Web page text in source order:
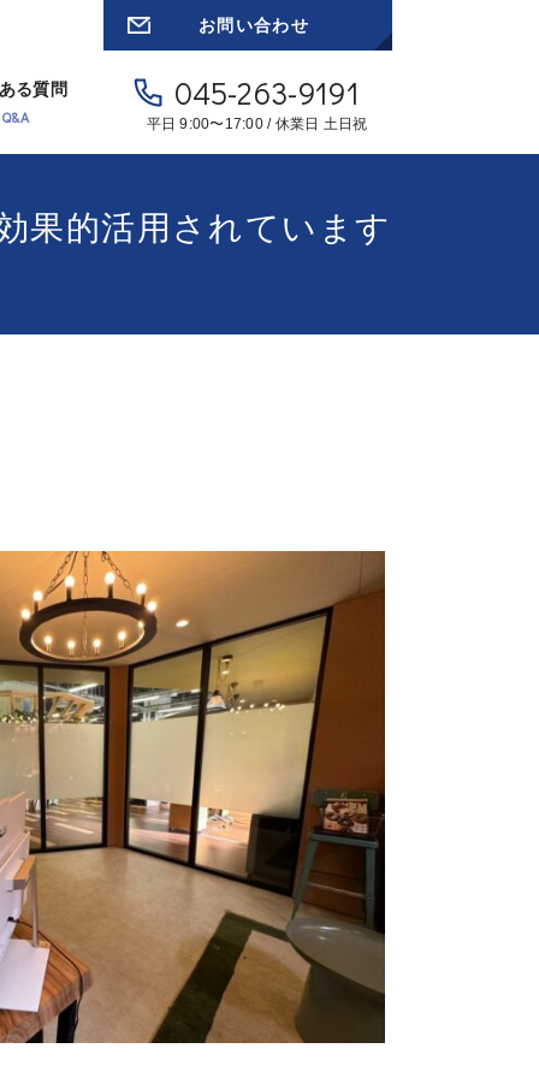
お問い合わせ
る質問
Q&A
045-263-9191
平日 9:00〜17:00 / 休業日 土日祝
果的活用されています